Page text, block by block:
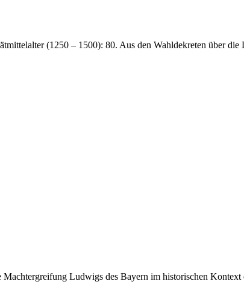
(1250 – 1500): 80. Aus den Wahldekreten über
Ludwigs des Bayern im historischen Kontext